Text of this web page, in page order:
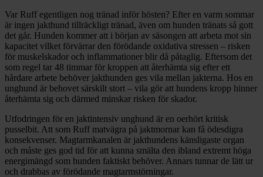
Var Ruff egentligen nog tränad inför hösten? Efter en varm sommar
är ingen jakthund tillräckligt tränad, även om hunden tränats så gott
det går. Hunden kommer att i början av säsongen att arbeta mot sin
kapacitet vilket förvärrar den förödande oxidativa stressen – risken
för muskelskador och inflammationer blir då påtaglig. Eftersom det
som regel tar 48 timmar för kroppen att återhämta sig efter ett
hårdare arbete behöver jakthunden ges vila mellan jakterna. Hos en
unghund är behovet särskilt stort – vila gör att hundens kropp hinner
återhämta sig och därmed minskar risken för skador.
Utfodringen för en jaktintensiv unghund är en oerhört kritisk
pusselbit. Att som Ruff matvägra på jaktmornar kan få ödesdigra
konsekvenser. Magtarmkanalen är jakthundens känsligaste organ
och måste ges god tid för att kunna smälta den ibland extremt höga
energimängd som hunden faktiskt behöver. Annars tunnar de lätt ur
och drabbas av förödande magtarmstörningar.